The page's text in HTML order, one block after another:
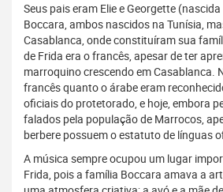
Seus pais eram Elie e Georgette
Boccara, ambos nascidos na Tunísia,
Casablanca, onde constituíram sua
de Frida era o francês, apesar de ter
marroquino crescendo em Casablanca.
francês quanto o árabe eram
oficiais do protetorado, e hoje, embora
falados pela população de Marrocos,
berbere possuem o estatuto de línguas
A música sempre ocupou um lugar
Frida, pois a família Boccara amava a